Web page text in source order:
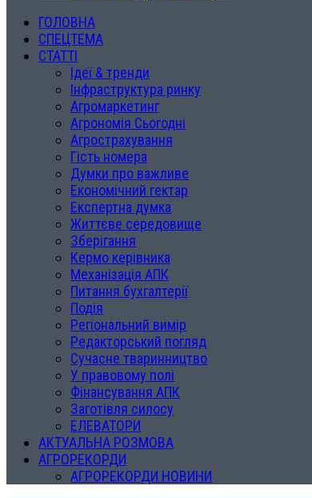
ГОЛОВНА
СПЕЦТЕМА
СТАТТІ
Ідеї & тренди
Інфраструктура ринку
Агромаркетинг
Агрономія Сьогодні
Агрострахування
Гість номера
Думки про важливе
Економічний гектар
Експертна думка
Життєве середовище
Зберігання
Кермо керівника
Механізація АПК
Питання бухгалтерії
Подія
Регіональний вимір
Редакторський погляд
Сучасне тваринництво
У правовому полі
Фінансування АПК
Заготівля силосу
ЕЛЕВАТОРИ
АКТУАЛЬНА РОЗМОВА
АГРОРЕКОРДИ
АГРОРЕКОРДИ НОВИНИ